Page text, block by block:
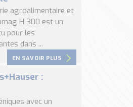
agroalimentaire et
H 300 est un
pour les
dans ...
EN SAVOIR PLUS
:
avec un